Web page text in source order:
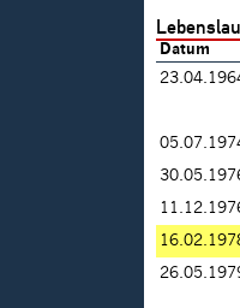
Datum